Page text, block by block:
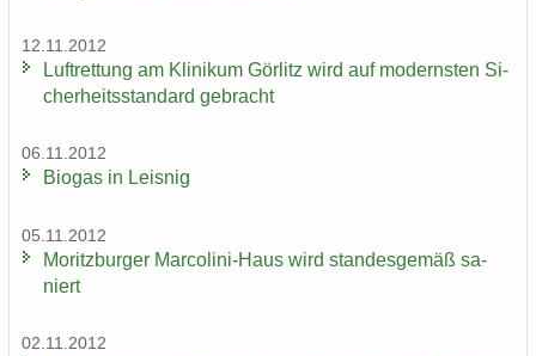
12.11.2012
Luft­ret­tung am Kli­ni­kum Gör­litz wird auf mo­derns­ten Si­
cher­heits­stan­dard ge­bracht
06.11.2012
Bio­gas in Leis­nig
05.11.2012
Mo­ritz­bur­ger Marcolini-​Haus wird stan­des­ge­mäß sa­
niert
02.11.2012